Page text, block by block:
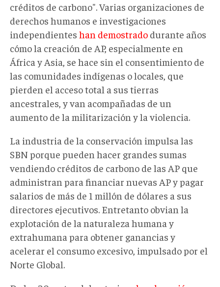
créditos de carbono". Varias organizaciones de
derechos humanos e investigaciones
independientes han demostrado durante años
cómo la creación de AP, especialmente en
África y Asia, se hace sin el consentimiento de
las comunidades indígenas o locales, que
pierden el acceso total a sus tierras
ancestrales, y van acompañadas de un
aumento de la militarización y la violencia.
La industria de la conservación impulsa las
SBN porque pueden hacer grandes sumas
vendiendo créditos de carbono de las AP que
administran para financiar nuevas AP y pagar
salarios de más de 1 millón de dólares a sus
directores ejecutivos. Entretanto obvian la
explotación de la naturaleza humana y
extrahumana para obtener ganancias y
acelerar el consumo excesivo, impulsado por el
Norte Global.